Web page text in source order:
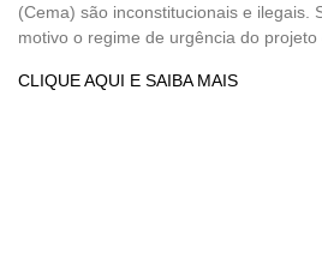
(Cema) são inconstitucionais e ilegais.
motivo o regime de urgência do projeto
CLIQUE AQUI E SAIBA MAIS